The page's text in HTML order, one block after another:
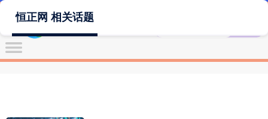
恒正网 相关话题